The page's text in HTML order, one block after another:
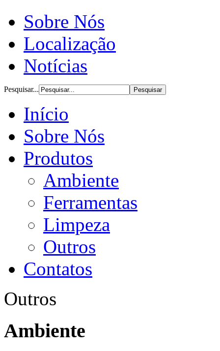
Sobre Nós
Localização
Notícias
Pesquisar...
Início
Sobre Nós
Produtos
Ambiente
Ferramentas
Limpeza
Outros
Contatos
Outros
Ambiente